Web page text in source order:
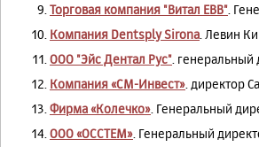
Торговая компания "Витал ЕВВ" .
Компания Dentsply Sirona . Левин
ООО "Эйс Дентал Рус" .
Компания «СM-Инвест» . директор
Фирма «Колечко» . Генеральный
ООО «ОССТЕМ» . Генеральный